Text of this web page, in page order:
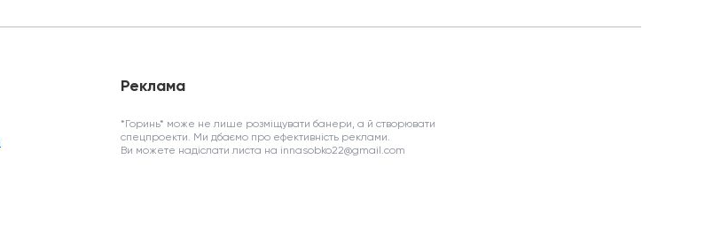
Реклама
*Горинь* може не лише розміщувати банери, а й створювати
спецпроекти. Ми дбаємо про ефективність реклами.
Ви можете надіслати листа на innasobko22@gmail.com